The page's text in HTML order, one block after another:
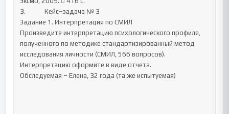
3.		Кейс–задача № 3
Задание 1. Интерпретация по СМИЛ
Произведите интерпретацию психологического профиля,
полученного по методике стандартизированный метод
исследования личности (СМИЛ, 566 вопросов).
Интерпретацию оформите в виде отчета.
Обследуемая – Елена, 32 года (та же испытуемая)